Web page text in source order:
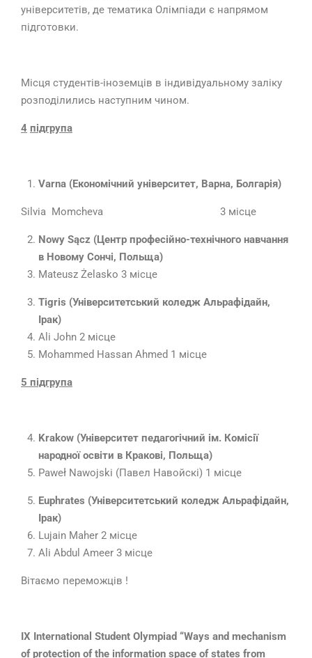
університетів, де тематика Олімпіади є напрямом
підготовки.
Місця студентів-іноземців в індивідуальному заліку
розподілились наступним чином.
4 підгрупа
Varna (Економічний університет, Варна, Болгарія)
Silvia Momcheva 3 місце
Nowy Sącz (Центр професійно-технічного навчання
в Новому Сончі, Польща)
Mateusz Żelasko 3 місце
Tigris (Університетський коледж Альрафідайн,
Ірак)
Ali John 2 місце
Mohammed Hassan Ahmed 1 місце
5 підгрупа
Krakow (Університет педагогічний ім. Комісії
народної освіти в Кракові, Польща)
Paweł Nawojski (Павел Навойскі) 1 місце
Euphrates (Університетський коледж Альрафідайн,
Ірак)
Lujain Maher 2 місце
Ali Abdul Ameer 3 місце
Вітаємо переможців !
IX International Student Olympiad “Ways and mechanism
of protection of the information space of states from